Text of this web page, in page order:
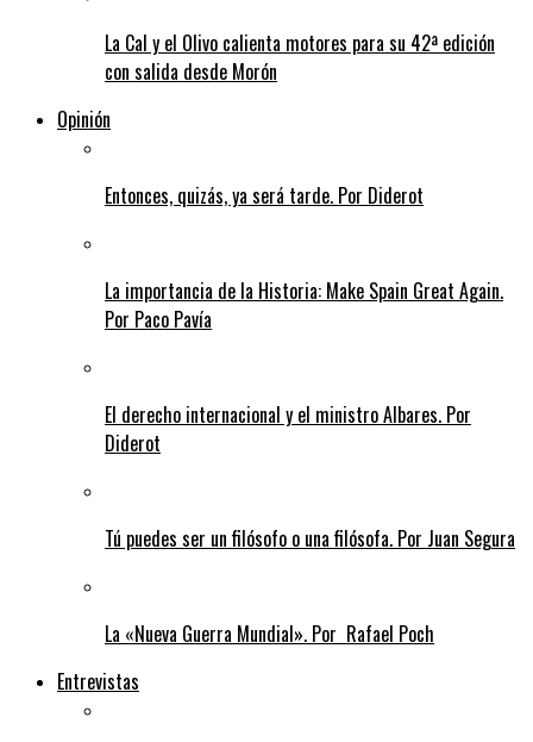
La Cal y el Olivo calienta motores para su 42ª edición
con salida desde Morón
Opinión
Entonces, quizás, ya será tarde. Por Diderot
La importancia de la Historia: Make Spain Great Again.
Por Paco Pavía
El derecho internacional y el ministro Albares. Por
Diderot
Tú puedes ser un filósofo o una filósofa. Por Juan Segura
La «Nueva Guerra Mundial». Por Rafael Poch
Entrevistas